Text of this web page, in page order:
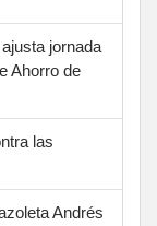
jornada
Ahorro de
las
Andrés